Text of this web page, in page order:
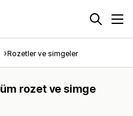
Rozetler ve simgeler
rozet ve simge